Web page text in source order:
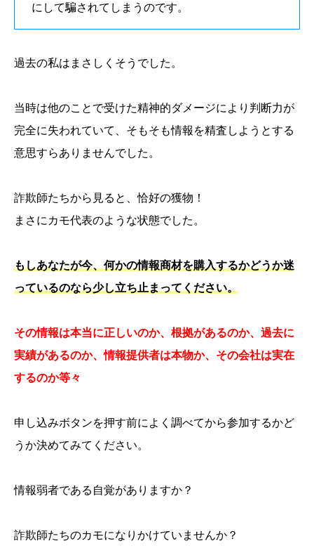
にして騙されてしまうのです。
過去の私はまさしくそうでした。
当時は他のことで受けた精神的ダメージにより判断力が
完全に失われていて、そもそも情報を精査しようとする
意思すらありませんでした。
詐欺師たちから見ると、恰好の獲物！
まさにカモ代表のような状態でした。
もしあなたが今、何かの情報商材を購入するかどうか迷
っているのなら少し立ち止まってください。
その情報は本当に正しいのか、根拠があるのか、 過去に
実績があるのか、情報提供者は本物か、 その会社は実在
するのか等々
申し込みボタンを押す前によく調べてから参加するかど
うか決めてみてください。
情報弱者である自覚がありますか？
詐欺師たちのカモになりかけていませんか？